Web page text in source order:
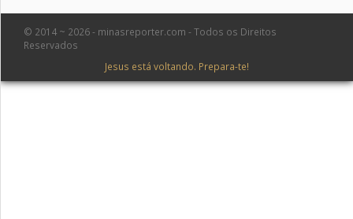
© 2014 ~ 2026 - minasreporter.com - Todos os Direitos
Reservados
Jesus está voltando. Prepara-te!